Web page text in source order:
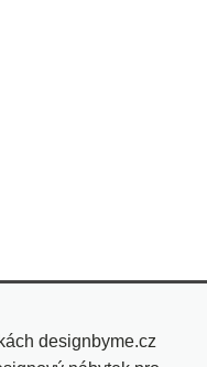
designbyme.cz